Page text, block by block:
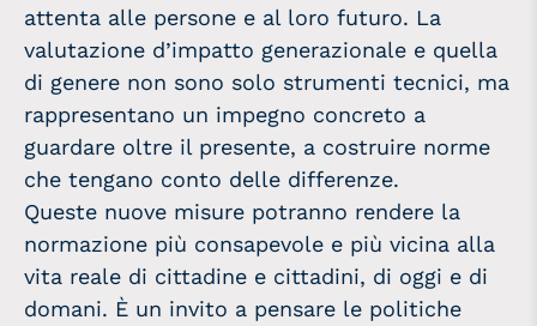
attenta alle persone e al loro futuro. La
valutazione d’impatto generazionale e quella
di genere non sono solo strumenti tecnici, ma
rappresentano un impegno concreto a
guardare oltre il presente, a costruire norme
che tengano conto delle differenze.
Queste nuove misure potranno rendere la
normazione più consapevole e più vicina alla
vita reale di cittadine e cittadini, di oggi e di
domani. È un invito a pensare le politiche